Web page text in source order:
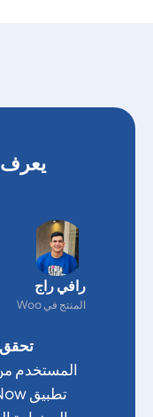
يعرف
رافي راج
المنتج في Woo
تحقق